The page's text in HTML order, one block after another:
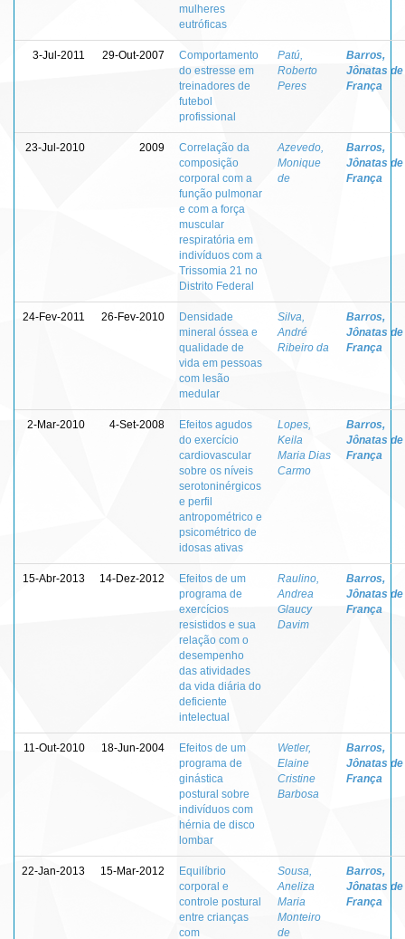
mulheres
eutróficas
3-Jul-2011 29-Out-2007
Comportamento
do estresse em
treinadores de
futebol
profissional
Patú,
Roberto
Peres
Barros,
Jônatas de
França
23-Jul-2010 2009
Correlação da
composição
corporal com a
função pulmonar
e com a força
muscular
respiratória em
indivíduos com a
Trissomia 21 no
Distrito Federal
Azevedo,
Monique
de
Barros,
Jônatas de
França
24-Fev-2011 26-Fev-2010
Densidade
mineral óssea e
qualidade de
vida em pessoas
com lesão
medular
Silva,
André
Ribeiro da
Barros,
Jônatas de
França
2-Mar-2010 4-Set-2008
Efeitos agudos
do exercício
cardiovascular
sobre os níveis
serotoninérgicos
e perfil
antropométrico e
psicométrico de
idosas ativas
Lopes,
Keila
Maria Dias
Carmo
Barros,
Jônatas de
França
15-Abr-2013 14-Dez-2012
Efeitos de um
programa de
exercícios
resistidos e sua
relação com o
desempenho
das atividades
da vida diária do
deficiente
intelectual
Raulino,
Andrea
Glaucy
Davim
Barros,
Jônatas de
França
11-Out-2010 18-Jun-2004
Efeitos de um
programa de
ginástica
postural sobre
indivíduos com
hérnia de disco
lombar
Wetler,
Elaine
Cristine
Barbosa
Barros,
Jônatas de
França
22-Jan-2013 15-Mar-2012
Equilíbrio
corporal e
controle postural
entre crianças
com
Sousa,
Aneliza
Maria
Monteiro
de
Barros,
Jônatas de
França